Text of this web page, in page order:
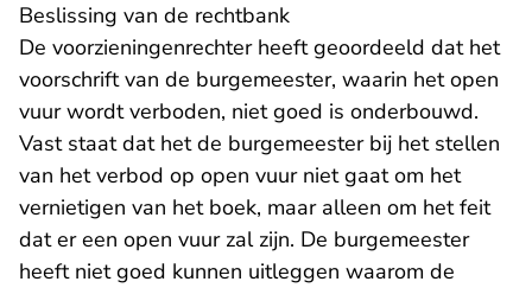
Beslissing van de rechtbank
De voorzieningenrechter heeft geoordeeld dat het
voorschrift van de burgemeester, waarin het open
vuur wordt verboden, niet goed is onderbouwd.
Vast staat dat het de burgemeester bij het stellen
van het verbod op open vuur niet gaat om het
vernietigen van het boek, maar alleen om het feit
dat er een open vuur zal zijn. De burgemeester
heeft niet goed kunnen uitleggen waarom de